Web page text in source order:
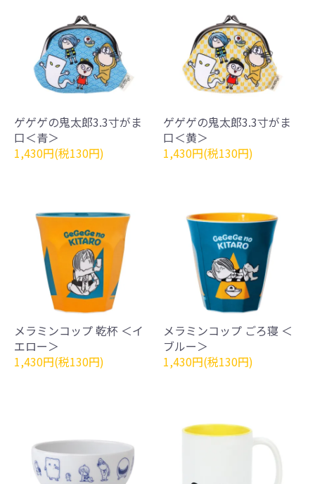
ゲゲゲの鬼太郎3.3寸がま
口＜青＞
1,430円(税130円)
ゲゲゲの鬼太郎3.3寸がま
口＜黄＞
1,430円(税130円)
メラミンコップ 乾杯 ＜イ
エロー＞
1,430円(税130円)
メラミンコップ ごろ寝 ＜
ブルー＞
1,430円(税130円)